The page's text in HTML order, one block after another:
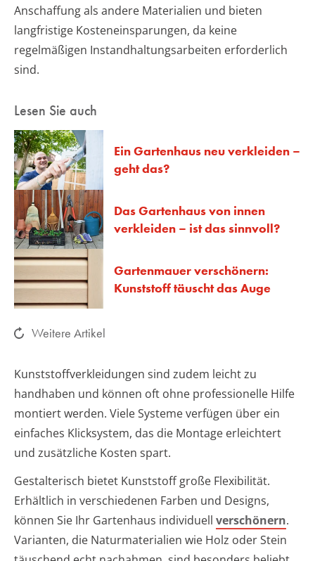
Anschaffung als andere Materialien und bieten
langfristige Kosteneinsparungen, da keine
regelmäßigen Instandhaltungsarbeiten erforderlich
sind.
Lesen Sie auch
Ein Gartenhaus neu verkleiden –
geht das?
Das Gartenhaus von innen
verkleiden – ist das sinnvoll?
Gartenmauer verschönern:
Kunststoff täuscht das Auge
Weitere Artikel
Kunststoffverkleidungen sind zudem leicht zu
handhaben und können oft ohne professionelle Hilfe
montiert werden. Viele Systeme verfügen über ein
einfaches Klicksystem, das die Montage erleichtert
und zusätzliche Kosten spart.
Gestalterisch bietet Kunststoff große Flexibilität.
Erhältlich in verschiedenen Farben und Designs,
können Sie Ihr Gartenhaus individuell verschönern.
Varianten, die Naturmaterialien wie Holz oder Stein